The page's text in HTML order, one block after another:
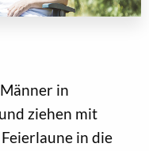
in
ziehen mit
in die